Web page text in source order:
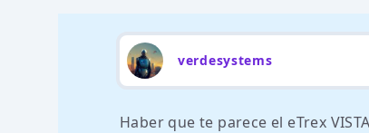
verdesystems
Haber que te parece el eTrex